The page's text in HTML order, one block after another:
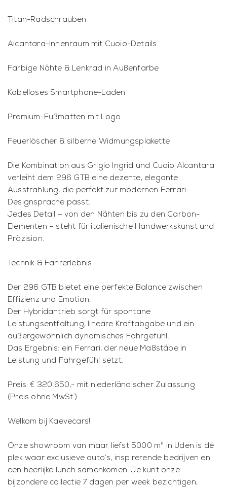
Titan-Radschrauben
Alcantara-Innenraum mit Cuoio-Details
Farbige Nähte & Lenkrad in Außenfarbe
Kabelloses Smartphone-Laden
Premium-Fußmatten mit Logo
Feuerlöscher & silberne Widmungsplakette
Die Kombination aus Grigio Ingrid und Cuoio Alcantara
verleiht dem 296 GTB eine dezente, elegante
Ausstrahlung, die perfekt zur modernen Ferrari-
Designsprache passt.
Jedes Detail – von den Nähten bis zu den Carbon-
Elementen – steht für italienische Handwerkskunst und
Präzision.
Technik & Fahrerlebnis
Der 296 GTB bietet eine perfekte Balance zwischen
Effizienz und Emotion.
Der Hybridantrieb sorgt für spontane
Leistungsentfaltung, lineare Kraftabgabe und ein
außergewöhnlich dynamisches Fahrgefühl.
Das Ergebnis: ein Ferrari, der neue Maßstäbe in
Leistung und Fahrgefühl setzt.
Preis: € 320.650,- mit niederländischer Zulassung
(Preis ohne MwSt.)
Welkom bij Kaevecars!
Onze showroom van maar liefst 5000 m² in Uden is dé
plek waar exclusieve auto’s, inspirerende bedrijven en
een heerlijke lunch samenkomen. Je kunt onze
bijzondere collectie 7 dagen per week bezichtigen,